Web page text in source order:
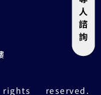
reserved.